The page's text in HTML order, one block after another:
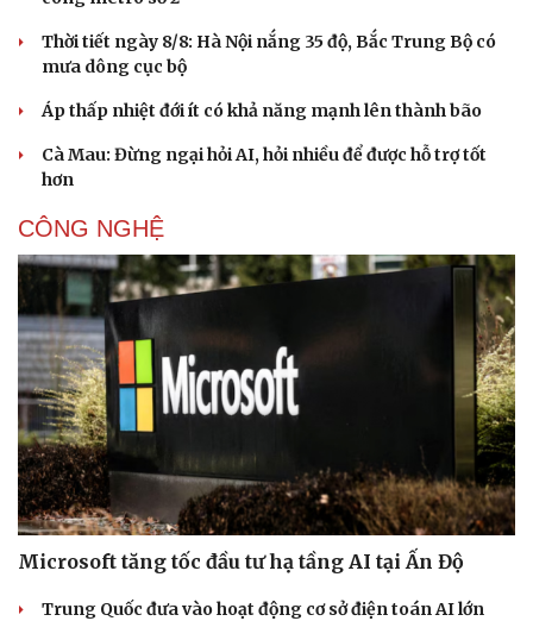
Thời tiết ngày 8/8: Hà Nội nắng 35 độ, Bắc Trung Bộ có
mưa dông cục bộ
Áp thấp nhiệt đới ít có khả năng mạnh lên thành bão
Cà Mau: Đừng ngại hỏi AI, hỏi nhiều để được hỗ trợ tốt
hơn
CÔNG NGHỆ
Microsoft tăng tốc đầu tư hạ tầng AI tại Ấn Độ
Trung Quốc đưa vào hoạt động cơ sở điện toán AI lớn